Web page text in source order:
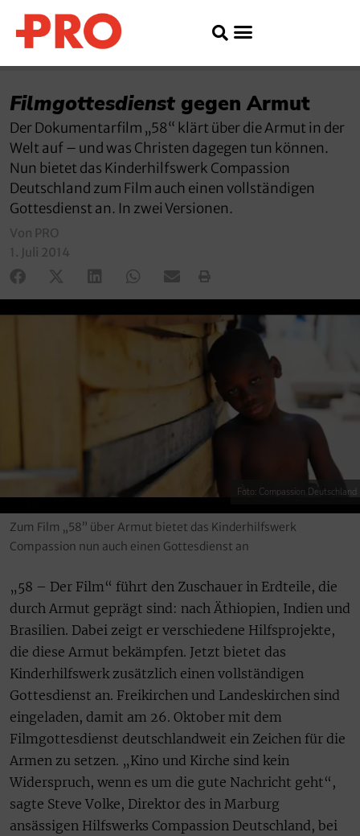
Filmgottesdienst gegen Armut
Der Dokumentarfilm „58“ klärt über die Armut in der
Welt auf – und was Christen dagegen tun können.
Nun bietet das Kinderhilfswerk Compassion
Deutschland zum Film auch einen vollständigen
Gottesdienst an. In zwei Versionen.
Von PRO
1. Juli 2014
Foto: Compassion Deutschland
Zum Film „58” über Armut bietet das Kinderhilfswerk
Compassion nun auch einen Gottesdienst an
„58 – Der Film“ führt den Zuschauer in Erdteile, die
durch Armut geprägt sind: nach Äthiopien, Indien und
Brasilien. Dabei zeigt er verschiedene Hilfsprojekte,
die diese Armut bekämpfen. Jetzt bietet das
Kinderhilfswerk zusätzlich einen vollständigen
Gottesdienst an. Freikirchen und Landeskirchen sind
eingeladen, damit am 26. Oktober mit dem
Filmgottesdienst deutschlandweit ein Zeichen für die
Armen zu setzen. „Kino und Kirche sind kein
Widerspruch, wenn es um die gute Nachricht geht“,
sagte Steve Volke, Direktor des in Marburg
ansässigen Hilfswerks Compassion Deutschland, bei